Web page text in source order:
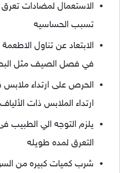
الاستعمال لمضادات
تسبب الحساسيه
الابتعاد عن تناول
في فصل الصيف مثل
الحرص على ارتداء ملابس
ارتداء الملابس ذات
يلزم التوجه الي الطبيب
التعرق لمده طويله
شرب كميات كبيره من